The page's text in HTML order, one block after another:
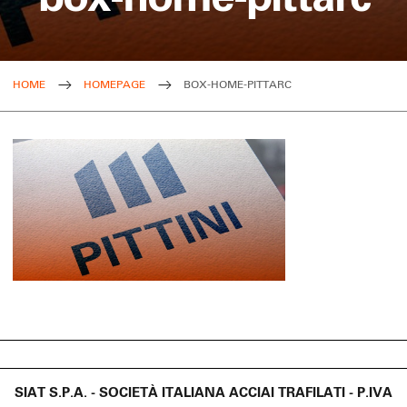
HOME HOMEPAGE BOX-HOME-PITTARC
SIAT S.P.A. - SOCIETÀ ITALIANA ACCIAI TRAFILATI - P.IVA